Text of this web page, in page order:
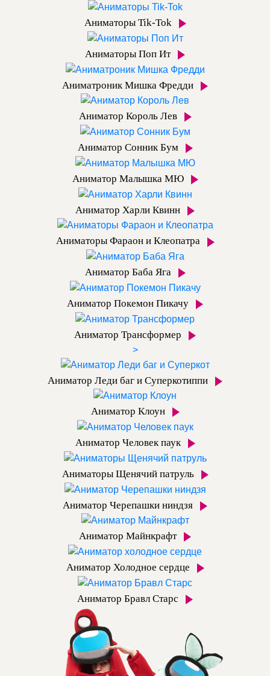
Аниматоры Tik-Tok
Аниматоры Поп Ит
Аниматроник Мишка Фредди
Аниматор Король Лев
Аниматор Сонник Бум
Аниматор Малышка МЮ
Аниматор Харли Квинн
Аниматоры Фараон и Клеопатра
Аниматор Баба Яга
Аниматор Покемон Пикачу
Аниматор Трансформер
>
Аниматор Леди баг и Суперкотиппи
Аниматор Клоун
Аниматор Человек паук
Аниматоры Щенячий патруль
Аниматор Черепашки ниндзя
Аниматор Майнкрафт
Аниматор Холодное сердце
Аниматор Бравл Старс